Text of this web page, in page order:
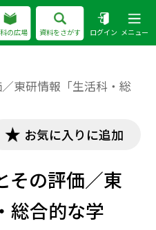
の広場 資料をさがす ログイン メニュー
東研情報「生活科・総
お気に入りに追加
その評価／東
総合的な学